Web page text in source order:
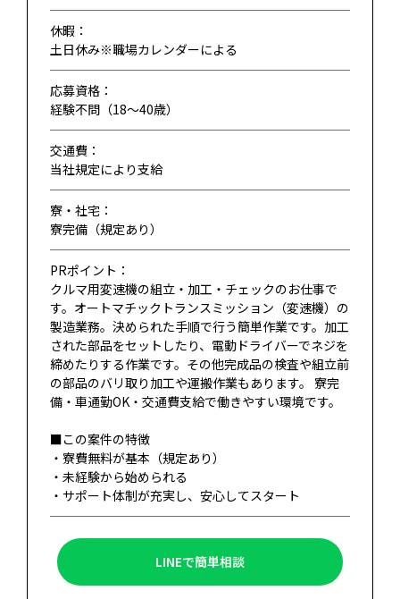
休暇：
土日休み※職場カレンダーによる
応募資格：
経験不問（18〜40歳）
交通費：
当社規定により支給
寮・社宅：
寮完備（規定あり）
PRポイント：
クルマ用変速機の組立・加工・チェックのお仕事で
す。オートマチックトランスミッション（変速機）の
製造業務。決められた手順で行う簡単作業です。加工
された部品をセットしたり、電動ドライバーでネジを
締めたりする作業です。その他完成品の検査や組立前
の部品のバリ取り加工や運搬作業もあります。 寮完
備・車通勤OK・交通費支給で働きやすい環境です。
■この案件の特徴
・寮費無料が基本（規定あり）
・未経験から始められる
・サポート体制が充実し、安心してスタート
LINEで簡単相談